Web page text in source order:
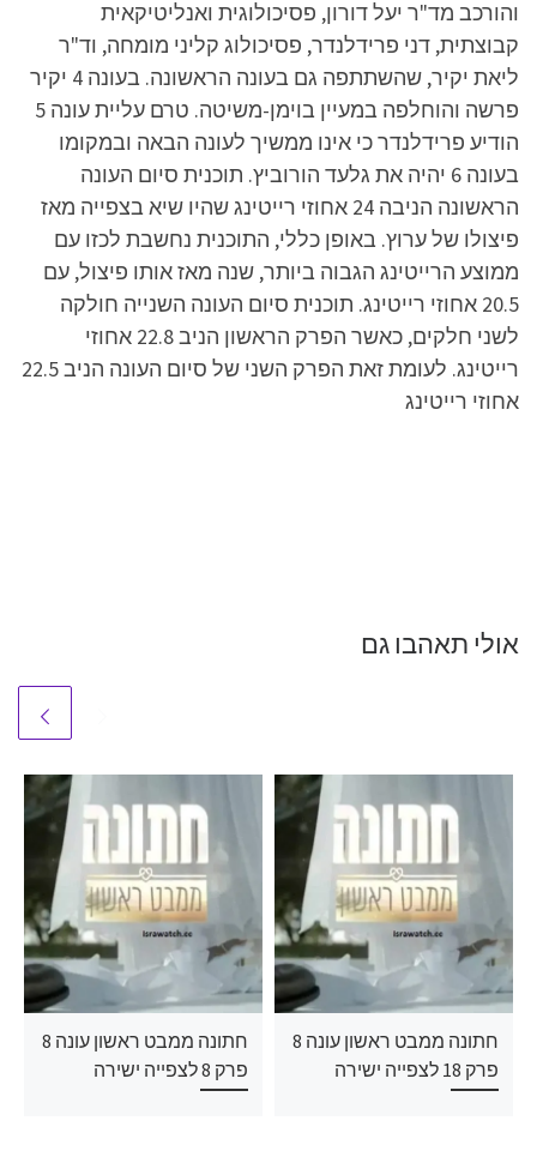
והורכב מד"ר יעל דורון, פסיכולוגית ואנליטיקאית
קבוצתית, דני פרידלנדר, פסיכולוג קליני מומחה, וד"ר
ליאת יקיר, שהשתתפה גם בעונה הראשונה. בעונה 4 יקיר
פרשה והוחלפה במעיין בוימן-משיטה. טרם עליית עונה 5
הודיע פרידלנדר כי אינו ממשיך לעונה הבאה ובמקומו
בעונה 6 יהיה את גלעד הורוביץ. תוכנית סיום העונה
הראשונה הניבה 24 אחוזי רייטינג שהיו שיא בצפייה מאז
פיצולו של ערוץ. באופן כללי, התוכנית נחשבת לכזו עם
ממוצע הרייטינג הגבוה ביותר, שנה מאז אותו פיצול, עם
20.5 אחוזי רייטינג. תוכנית סיום העונה השנייה חולקה
לשני חלקים, כאשר הפרק הראשון הניב 22.8 אחוזי
רייטינג. לעומת זאת הפרק השני של סיום העונה הניב 22.5
אחוזי רייטינג
אולי תאהבו גם
חתונה ממבט ראשון עונה 8
פרק 8 לצפייה ישירה
חתונה ממבט ראשון עונה 8
פרק 18 לצפייה ישירה